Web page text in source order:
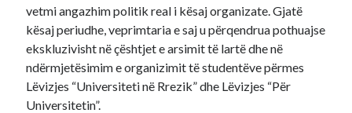
vetmi angazhim politik real i kësaj organizate. Gjatë
kësaj periudhe, veprimtaria e saj u përqendrua pothuajse
ekskluzivisht në çështjet e arsimit të lartë dhe në
ndërmjetësimim e organizimit të studentëve përmes
Lëvizjes “Universiteti në Rrezik” dhe Lëvizjes “Për
Universitetin”.